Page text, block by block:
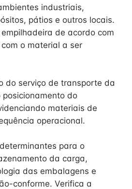
industriais,
pátios e outros locais.
de acordo com
o material a ser
do serviço de transporte da
do
materiais de
operacional.
para o
da carga,
das embalagens e
conforme. Verifica a